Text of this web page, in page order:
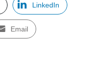
LinkedIn
Email